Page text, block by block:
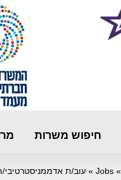
חיפוש משרות
»
Jobs
» עוב/ת